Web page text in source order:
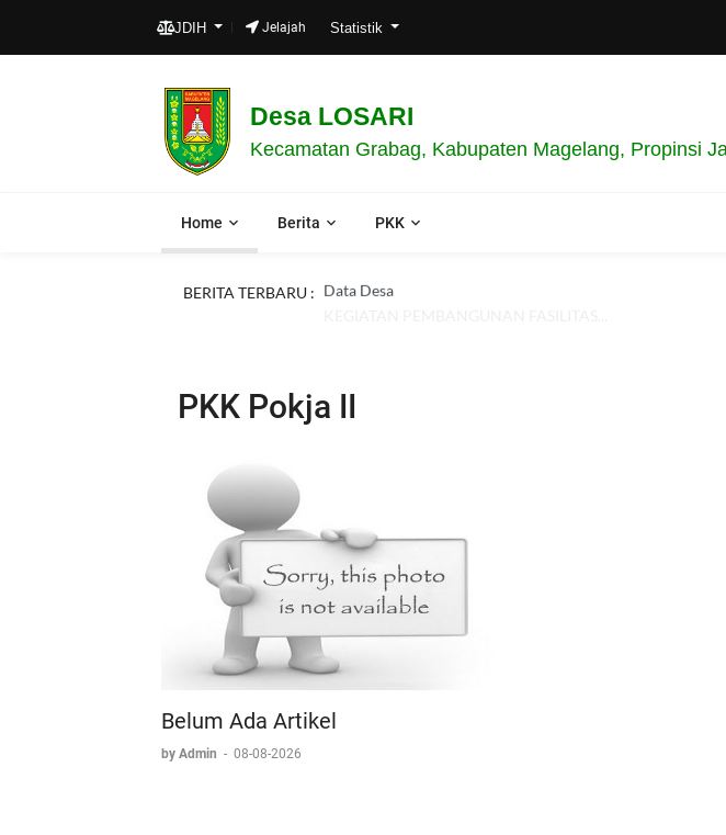
JDIH Jelajah Statistik
Desa LOSARI
Kecamatan Grabag, Kabupaten Magelang, Propinsi
Home Berita PKK
BERITA TERBARU : Data Desa
PKK Pokja II
Belum Ada Artikel
by Admin - 08-08-2026